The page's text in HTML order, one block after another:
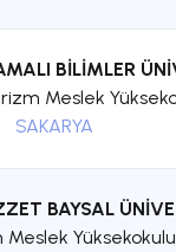
BİLİMLER
Meslek
SAKARYA
BAYSAL
Meslek Yüksekokulu